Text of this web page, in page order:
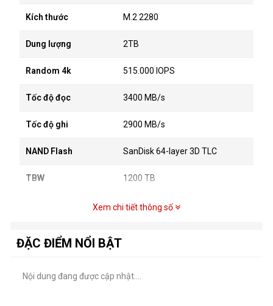
Kích thước M.2 2280
Dung lượng 2TB
Random 4k 515.000 IOPS
Tốc độ đọc 3400 MB/s
Tốc độ ghi 2900 MB/s
NAND Flash SanDisk 64-layer 3D TLC
TBW 1200 TB
Xem chi tiết thông số
ĐẶC ĐIỂM NỔI BẬT
Nội dung đang được cập nhật....